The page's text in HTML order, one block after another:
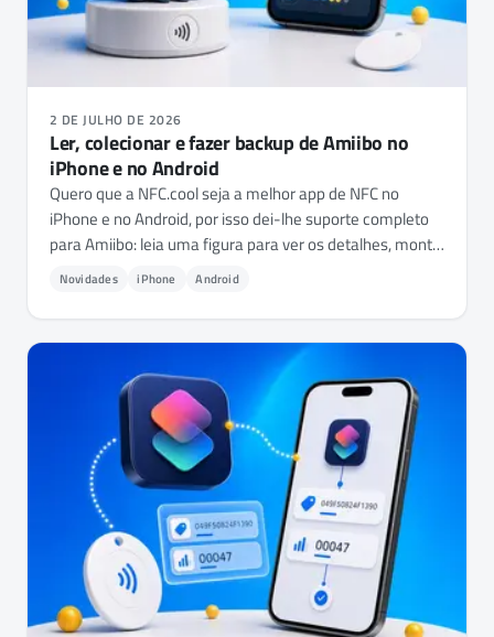
2 DE JULHO DE 2026
Ler, colecionar e fazer backup de Amiibo no
iPhone e no Android
Quero que a NFC.cool seja a melhor app de NFC no
iPhone e no Android, por isso dei-lhe suporte completo
para Amiibo: leia uma figura para ver os detalhes, monte
uma coleção pessoal e faça o backup de uma para um
mesmo por dentro - e porque a app não inclui nenhuma
chave.
Novidades iPhone Android